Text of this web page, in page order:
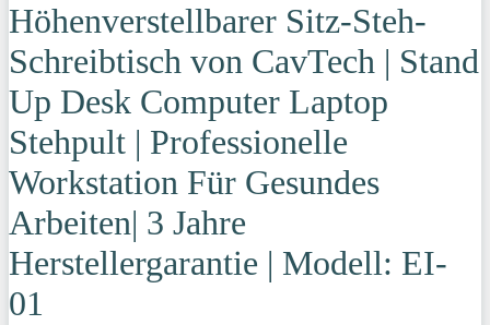
Höhenverstellbarer Sitz-Steh-
Schreibtisch von CavTech | Stand
Up Desk Computer Laptop
Stehpult | Professionelle
Workstation Für Gesundes
Arbeiten| 3 Jahre
Herstellergarantie | Modell: EI-
01